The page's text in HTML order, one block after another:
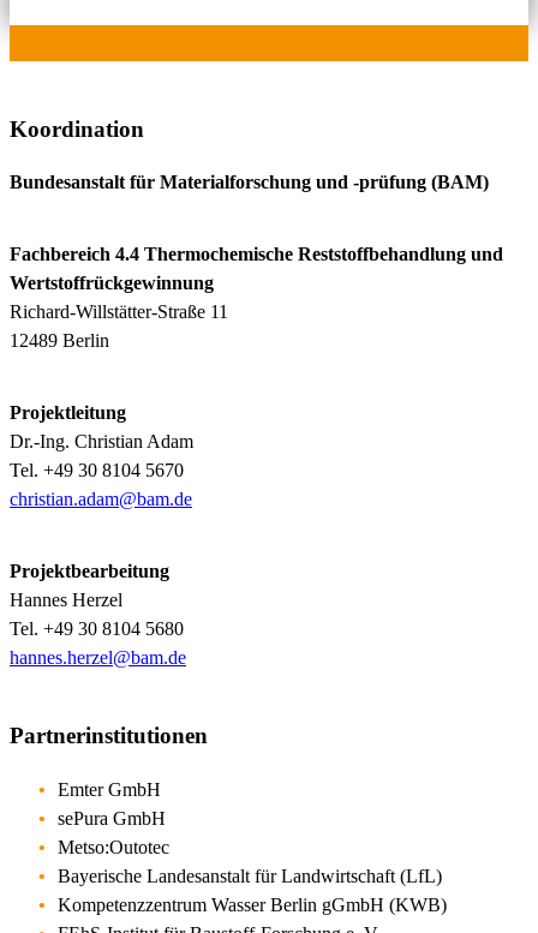
Koordination
Bundesanstalt für Materialforschung und -prüfung (BAM)
Fachbereich 4.4 Thermochemische Reststoffbehandlung und
Wertstoffrückgewinnung
Richard-Willstätter-Straße 11
12489 Berlin
Projektleitung
Dr.-Ing. Christian Adam
Tel. +49 30 8104 5670
christian.adam@bam.de
Projektbearbeitung
Hannes Herzel
Tel. +49 30 8104 5680
hannes.herzel@bam.de
Partnerinstitutionen
Emter GmbH
sePura GmbH
Metso:Outotec
Bayerische Landesanstalt für Landwirtschaft (LfL)
Kompetenzzentrum Wasser Berlin gGmbH (KWB)